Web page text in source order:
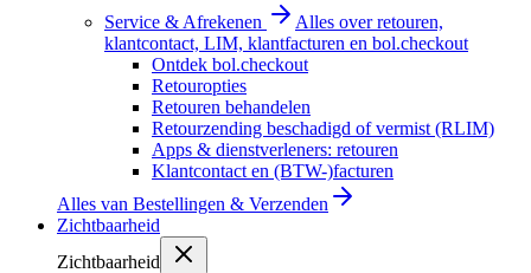
Service & Afrekenen
Alles over retouren,
klantcontact, LIM, klantfacturen en bol.checkout
Ontdek bol.checkout
Retouropties
Retouren behandelen
Retourzending beschadigd of vermist (RLIM)
Apps & dienstverleners: retouren
Klantcontact en (BTW-)facturen
Alles van Bestellingen & Verzenden
Zichtbaarheid
Zichtbaarheid